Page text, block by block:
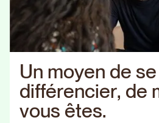
Un moyen de se
différencier, de
vous êtes.